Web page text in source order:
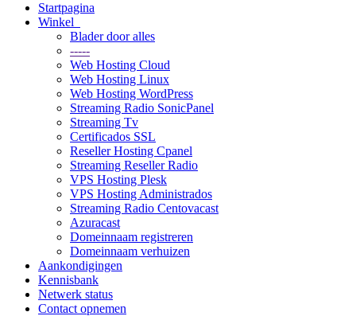
Startpagina
Winkel
Blader door alles
-----
Web Hosting Cloud
Web Hosting Linux
Web Hosting WordPress
Streaming Radio SonicPanel
Streaming Tv
Certificados SSL
Reseller Hosting Cpanel
Streaming Reseller Radio
VPS Hosting Plesk
VPS Hosting Administrados
Streaming Radio Centovacast
Azuracast
Domeinnaam registreren
Domeinnaam verhuizen
Aankondigingen
Kennisbank
Netwerk status
Contact opnemen